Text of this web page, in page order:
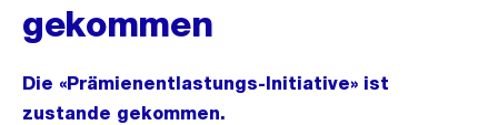
gekommen
Die «Prämienentlastungs-Initiative» ist
zustande gekommen.